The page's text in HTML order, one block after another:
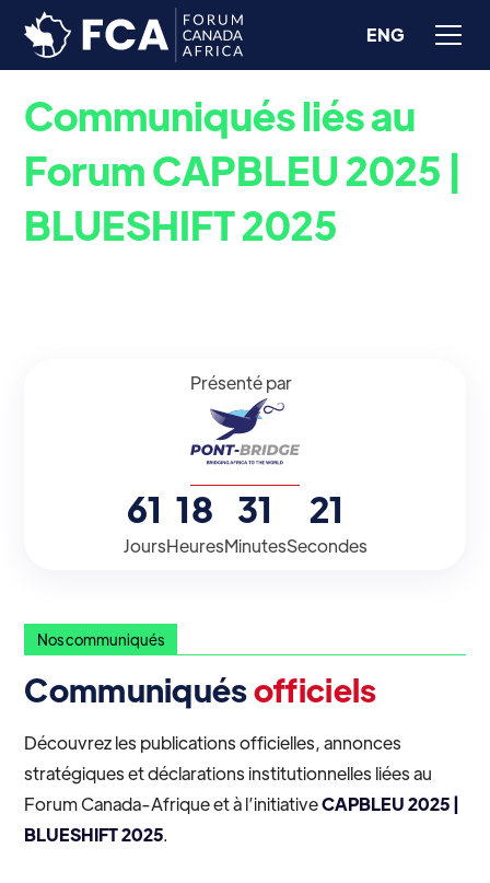
ENG
Communiqués liés au
Forum CAPBLEU 2025 |
BLUESHIFT 2025
Présenté par
61
Jours
18
Heures
31
Minutes
21
Secondes
Nos communiqués
Communiquésofficiels
Découvrez les publications officielles, annonces
stratégiques et déclarations institutionnelles liées au
Forum Canada-Afrique et à l’initiativeCAPBLEU 2025 |
BLUESHIFT 2025.